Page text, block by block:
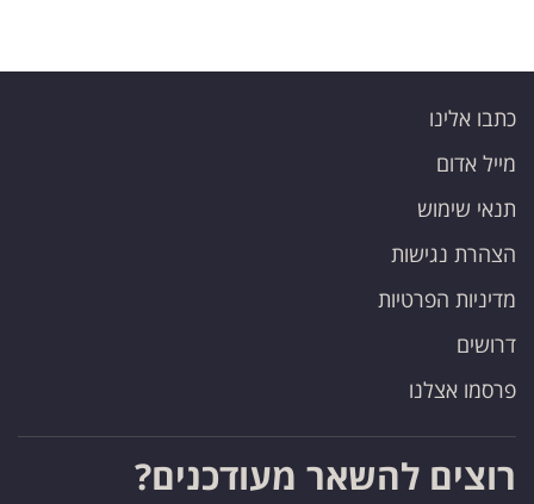
כתבו אלינו
מייל אדום
תנאי שימוש
הצהרת נגישות
מדיניות הפרטיות
דרושים
פרסמו אצלנו
רוצים להשאר מעודכנים?